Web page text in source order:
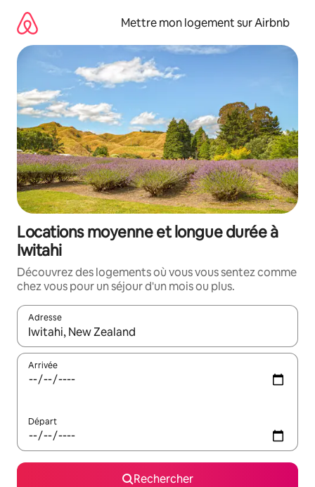
directement
contenu
Mettre mon logement sur Airbnb
Locations moyenne et longue durée à
Iwitahi
Découvrez des logements où vous vous sentez comme
chez vous pour un séjour d'un mois ou plus.
Adresse
Lorsque les résultats s'affichent, utilisez les flèches vers le
Arrivée
Départ
Rechercher